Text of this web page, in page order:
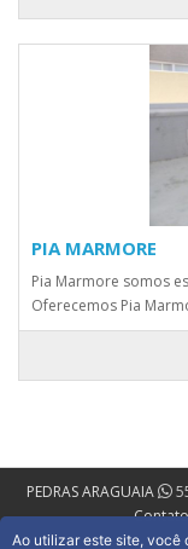
PIA MARMORE
Pia Marmore somos
Oferecemos Pia
PEDRAS ARAGUAIA
Ao utilizar este site, você